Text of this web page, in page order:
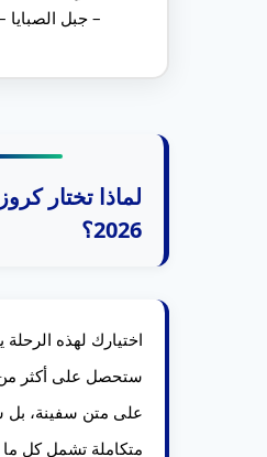
– جبل الصبايا
لماذا تختار
2026؟
اختيارك لهذه الرحلة
ستحصل على أكثر
على متن سفينة، بل
متكاملة تشمل كل ما